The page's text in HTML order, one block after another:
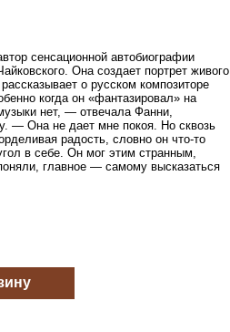
сенсационной автобиографии
Она создает портрет живого
о русском композиторе
когда он «фантазировал» на
нет, — отвечала Фанни,
— Она не дает мне покоя. Но сквозь
радость, словно он что-то
в себе. Он мог этим странным,
главное — самому высказаться